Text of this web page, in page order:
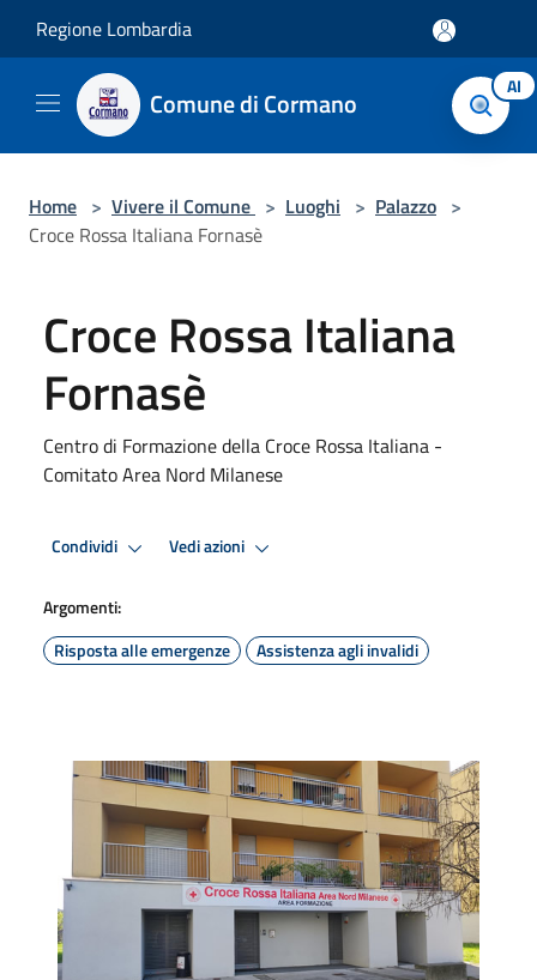
Regione Lombardia
Comune di Cormano AI
Home > Vivere il Comune > Luoghi > Palazzo >
Croce Rossa Italiana Fornasè
Croce Rossa Italiana
Fornasè
Centro di Formazione della Croce Rossa Italiana -
Comitato Area Nord Milanese
Condividi Vedi azioni
Argomenti:
Risposta alle emergenze
Assistenza agli invalidi